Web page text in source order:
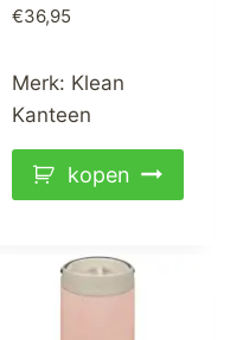
€36,95
Merk: Klean
Kanteen
kopen